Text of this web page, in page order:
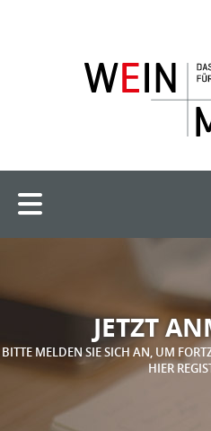
JETZT
BITTE MELDEN SIE SICH AN, UM
HIER